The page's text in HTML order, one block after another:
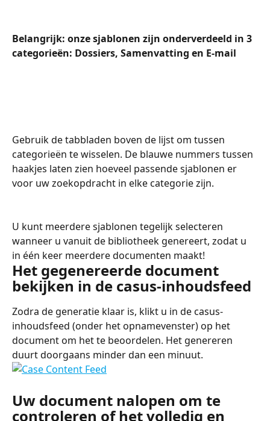
Belangrijk: onze sjablonen zijn onderverdeeld in 3
categorieën: Dossiers, Samenvatting en E-mail
Gebruik de tabbladen boven de lijst om tussen
categorieën te wisselen. De blauwe nummers tussen
haakjes laten zien hoeveel passende sjablonen er
voor uw zoekopdracht in elke categorie zijn.
U kunt meerdere sjablonen tegelijk selecteren
wanneer u vanuit de bibliotheek genereert, zodat u
in één keer meerdere documenten maakt!
Het gegenereerde document
bekijken in de casus-inhoudsfeed
Zodra de generatie klaar is, klikt u in de casus-
inhoudsfeed (onder het opnamevenster) op het
document om het te beoordelen. Het genereren
duurt doorgaans minder dan een minuut.
Uw document nalopen om te
controleren of het volledig en